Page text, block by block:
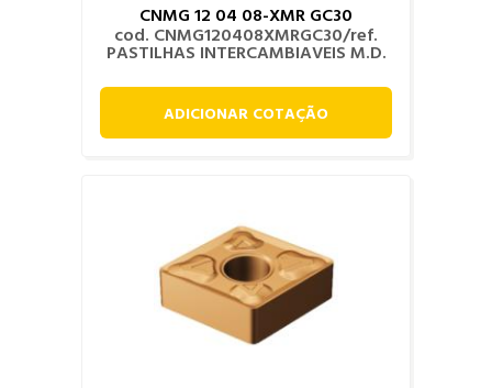
CNMG 12 04 08-XMR GC30
cod. CNMG120408XMRGC30/ref.
PASTILHAS INTERCAMBIAVEIS M.D.
ADICIONAR COTAÇÃO